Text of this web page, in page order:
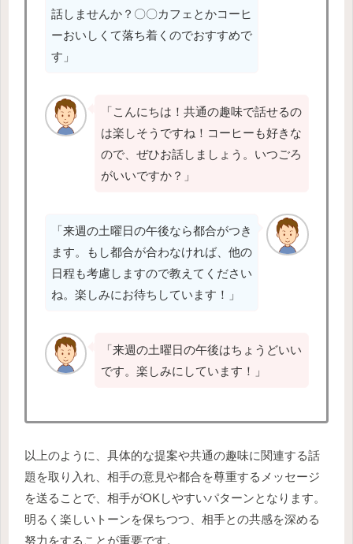
話しませんか？〇〇カフェとかコーヒ
ーおいしくて落ち着くのでおすすめで
す」
「こんにちは！共通の趣味で話せるの
は楽しそうですね！コーヒーも好きな
ので、ぜひお話しましょう。いつごろ
がいいですか？」
「来週の土曜日の午後なら都合がつき
ます。もし都合が合わなければ、他の
日程も考慮しますので教えてください
ね。楽しみにお待ちしています！」
「来週の土曜日の午後はちょうどいい
です。楽しみにしています！」
以上のように、具体的な提案や共通の趣味に関連する話
題を取り入れ、相手の意見や都合を尊重するメッセージ
を送ることで、相手がOKしやすいパターンとなります。
明るく楽しいトーンを保ちつつ、相手との共感を深める
努力をすることが重要です。